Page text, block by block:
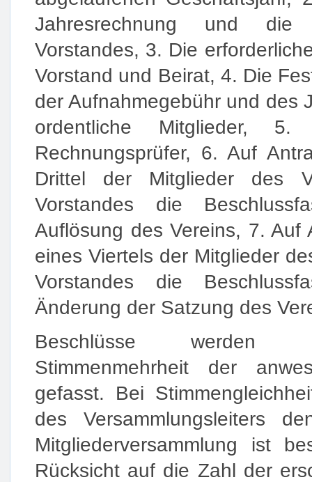
Jahresrechnung und die
Vorstandes, 3. Die
Vorstand und Beirat, 4. Die
der Aufnahmegebühr und des
ordentliche Mitglieder,
Rechnungsprüfer, 6. Auf
Drittel der Mitglieder des
Vorstandes die
Auflösung des Vereins, 7. Auf
eines Viertels der Mitglieder
Vorstandes die
Änderung der Satzung des
Beschlüsse werden
Stimmenmehrheit der
gefasst. Bei
des Versammlungsleiters
Mitgliederversammlung ist
Rücksicht auf die Zahl der